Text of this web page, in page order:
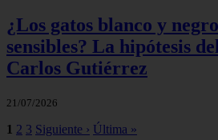
¿Los gatos blanco y
sensibles? La hipótesis
Carlos Gutiérrez
21/07/2026
1 2 3 Siguiente › Última »